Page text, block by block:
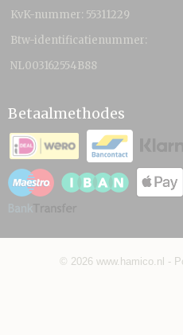
KvK-nummer: 55311229
Btw-identificatienummer:
NL003162554B88
Betaalmethodes
© 2026 www.hamico.nl -